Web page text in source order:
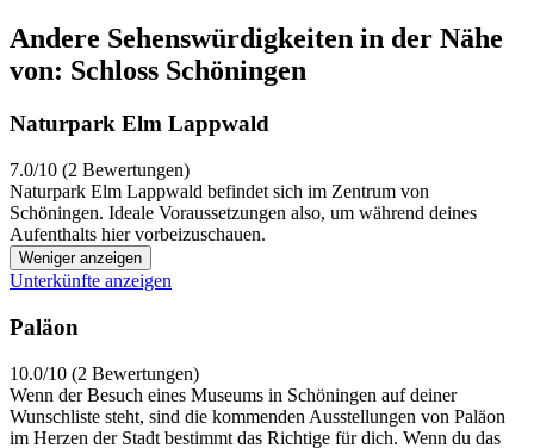
Andere Sehenswürdigkeiten in der Nähe
von: Schloss Schöningen
Naturpark Elm Lappwald
7.0/10 (2 Bewertungen)
Naturpark Elm Lappwald befindet sich im Zentrum von
Schöningen. Ideale Voraussetzungen also, um während deines
Aufenthalts hier vorbeizuschauen.
Weniger anzeigen
Unterkünfte anzeigen
Paläon
10.0/10 (2 Bewertungen)
Wenn der Besuch eines Museums in Schöningen auf deiner
Wunschliste steht, sind die kommenden Ausstellungen von Paläon
im Herzen der Stadt bestimmt das Richtige für dich. Wenn du das